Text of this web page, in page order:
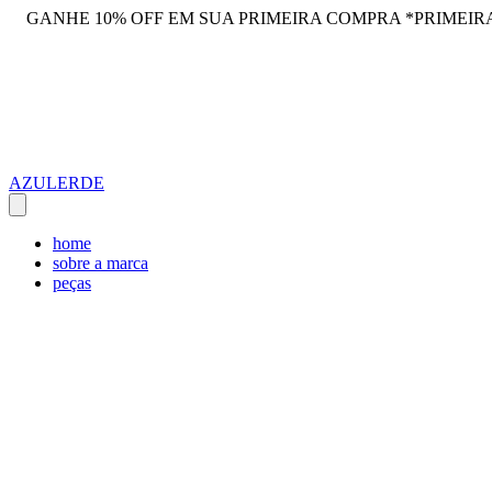
GANHE 10% OFF EM SUA PRIMEIRA COMPRA
AZULERDE
home
sobre a marca
peças